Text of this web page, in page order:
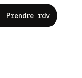
Prendre rdv